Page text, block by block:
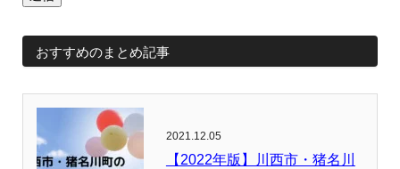
おすすめのまとめ記事
2021.12.05
【2022年版】川西市・猪名川